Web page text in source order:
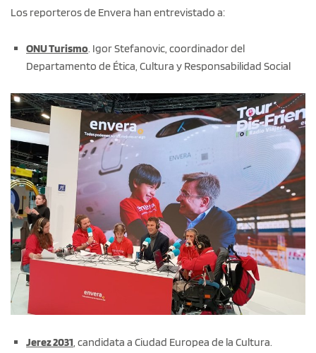
Los reporteros de Envera han entrevistado a:
ONU Turismo. Igor Stefanovic, coordinador del
Departamento de Ética, Cultura y Responsabilidad Social
Jerez 2031 , candidata a Ciudad Europea de la Cultura.